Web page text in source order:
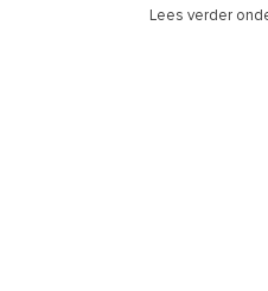
Lees verder